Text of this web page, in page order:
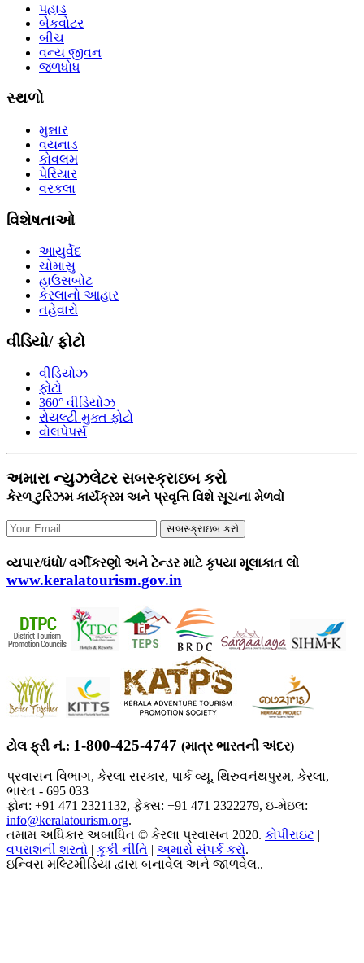
પહાડ
બેકવોટર
બીચ
વન્ય જીવન
જળધોધ
સ્થળો
મુન્નાર
વયનાડ
કોવલમ
પેરિયાર
વરકલા
વિશેષતાઓ
આયુર્વેદ
ચોમાસુ
હાઉસબોટ
કેરલાનો આહાર
તહેવારો
વીડિયો/ ફોટો
વીડિયોઝ
ફોટો
360° વીડિયોઝ
રોયલ્ટી મુક્ત ફોટો
વોલપેપર્સ
અમારા ન્યુઝલેટર સબસ્ક્રાઇબ કરો
કેરળ ટુરિઝમ કાર્યક્રમ અને પ્રવૃત્તિ વિશે સૂચના મેળવો
સબસ્ક્રાઇબ કરો
વ્યપાર/ધંધો/ વર્ગીકરણો અને ટેન્ડર માટે કૃપયા મૂલાકાત લો
www.keralatourism.gov.in
ટોલ ફ્રી નં.: 1-800-425-4747 (માત્ર ભારતની અંદર)
પ્રવાસન વિભાગ, કેરલા સરકાર, પાર્ક વ્યૂ, થિરુવનંથપુરમ, કેરલા,
ભારત - 695 033
ફોન: +91 471 2321132, ફેક્સ: +91 471 2322279, ઇ-મેઇલ:
info@keralatourism.org.
તમામ અધિકાર અબાધિત © કેરલા પ્રવાસન 2020. કોપીરાઇટ |
વપરાશની શરતો | કૂકી નીતિ | અમારો સંપર્ક કરો.
ઇન્વિસ મલ્ટિમીડિયા દ્વારા બનાવેલ અને જાળવેલ..